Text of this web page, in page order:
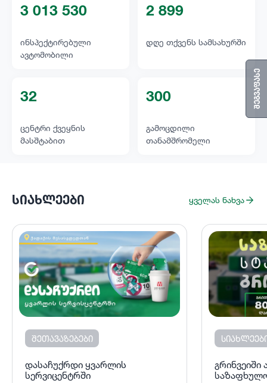
3 013 530
ინსპექტირებული
ავტომობილი
2 899
დღე თქვენს სამსახურში
32
ცენტრი ქვეყნის
მასშტაბით
300
გამოცდილი
თანამშრომელი
ᲡᲘᲐᲮᲚᲔᲔᲑᲘ ყველას ნახვა
ᲨᲔᲗᲐᲕᲐᲖᲔᲑᲔᲑᲘ
დასაჩუქრდი ყვარლის
სერვიცენტრში
გრინვეიში
შეგვაფასე